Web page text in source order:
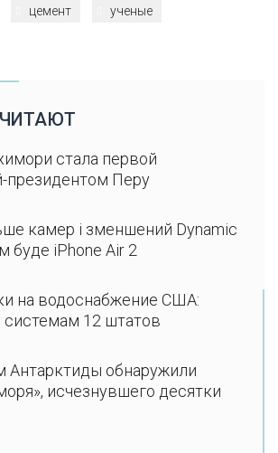
цемент ученые
стала первой
Перу
камер і зменшений Dynamic
буде iPhone Air 2
на водоснабжение США:
12 штатов
Антарктиды обнаружили
исчезнувшего десятки